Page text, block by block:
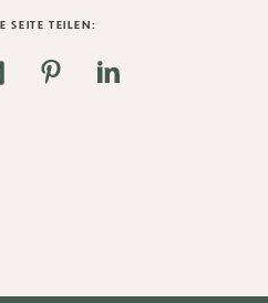
SEITE TEILEN: